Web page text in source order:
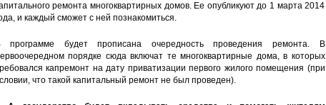
ремонта многоквартирных домов. Ее опубликуют до 1 марта 2014
и каждый сможет с ней познакомиться.
программе будет прописана очередность проведения ремонта. В
порядке сюда включат те многоквартирные дома, в которых
капремонт на дату приватизации первого жилого помещения (при
что такой капитальный ремонт не был проведен).